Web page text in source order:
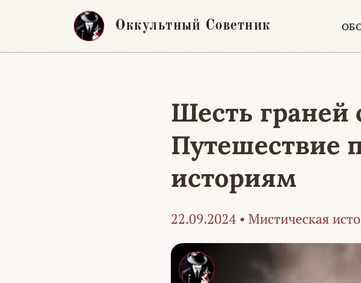
Оккультный Советник
Шесть граней
Путешествие
историям
22.09.2024 • Мистическая